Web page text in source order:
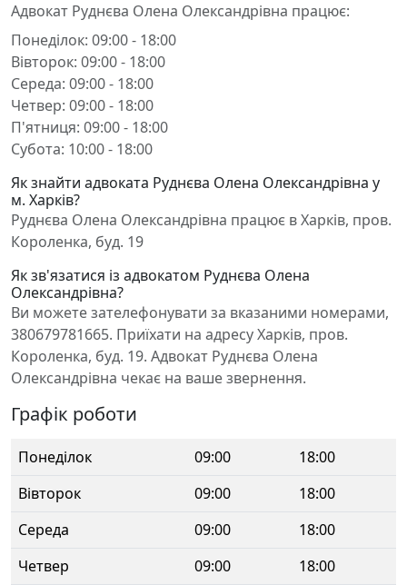
Адвокат Руднєва Олена Олександрівна працює:
Понеділок: 09:00 - 18:00
Вівторок: 09:00 - 18:00
Середа: 09:00 - 18:00
Четвер: 09:00 - 18:00
П'ятниця: 09:00 - 18:00
Субота: 10:00 - 18:00
Як знайти адвоката Руднєва Олена Олександрівна у
м. Харків?
Руднєва Олена Олександрівна працює в Харків, пров.
Короленка, буд. 19
Як зв'язатися із адвокатом Руднєва Олена
Олександрівна?
Ви можете зателефонувати за вказаними номерами,
380679781665. Приїхати на адресу Харків, пров.
Короленка, буд. 19. Адвокат Руднєва Олена
Олександрівна чекає на ваше звернення.
Графік роботи
Понеділок 09:00
18:00
Вівторок
09:00
18:00
Середа
09:00
18:00
Четвер
09:00
18:00